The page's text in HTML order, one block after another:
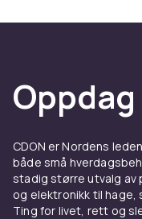
Oppdag
CDON er Nordens
både små
stadig større utvalg av
og elektronikk til
Ting for livet, rett og